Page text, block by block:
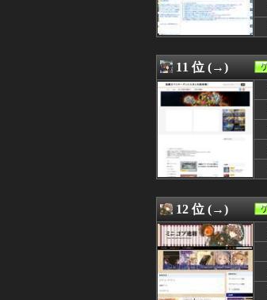
08/05 21:11
08/05 21:06
08/05 21:01
08/05 21:00
08/05 21:00
08/05 21:00
08/05 21:00
08/05 20:45
08/05 20:31
08/05 20:30
08/05 20:01
08/05 20:00
08/05 20:00
08/05 20:00
08/05 20:00
08/05 20:00
08/05 19:52
11 位 (→)
12 位 (→)